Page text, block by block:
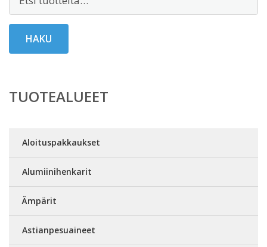
HAKU
TUOTEALUEET
Aloituspakkaukset
Alumiinihenkarit
Ämpärit
Astianpesuaineet